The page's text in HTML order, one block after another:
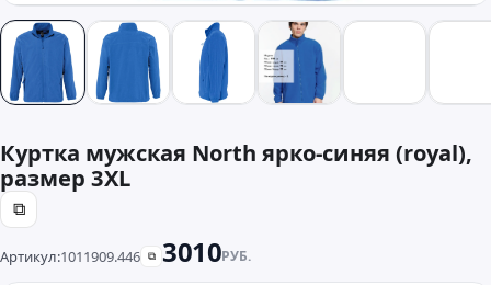
Куртка мужская North ярко-синяя (royal),
размер 3XL
⧉
Артикул:1011909.446 ⧉ 3010РУБ.